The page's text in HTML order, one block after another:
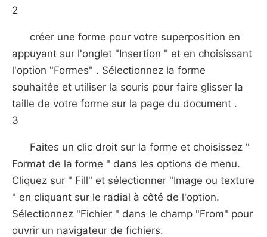
2
créer une forme pour votre superposition en
appuyant sur l'onglet "Insertion " et en choisissant
l'option "Formes" . Sélectionnez la forme
souhaitée et utiliser la souris pour faire glisser la
taille de votre forme sur la page du document .
3
Faites un clic droit sur ​​la forme et choisissez "
Format de la forme " dans les options de menu.
Cliquez sur " Fill" et sélectionner "Image ou texture
" en cliquant sur le radial à côté de l'option.
Sélectionnez "Fichier " dans le champ "From" pour
ouvrir un navigateur de fichiers.